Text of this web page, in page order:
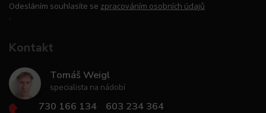
Odesláním souhlasíte se zpracováním osobních údajů
.
Kontakt
Tomáš Weigl
specialista na nádobí
730 166 134 603 234 364